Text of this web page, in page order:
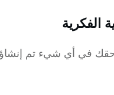
في أي شيء تم إنشاؤه